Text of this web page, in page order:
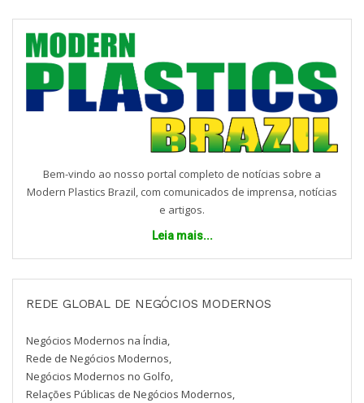
Bem-vindo ao nosso portal completo de notícias sobre a
Modern Plastics Brazil, com comunicados de imprensa, notícias
e artigos.
Leia mais...
REDE GLOBAL DE NEGÓCIOS MODERNOS
Negócios Modernos na Índia,
Rede de Negócios Modernos,
Negócios Modernos no Golfo,
Relações Públicas de Negócios Modernos,